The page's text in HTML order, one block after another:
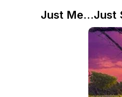
Just Me…Just